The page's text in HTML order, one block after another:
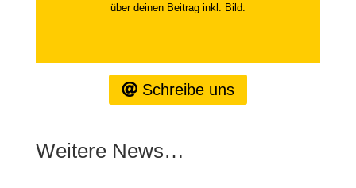
über deinen Beitrag inkl. Bild.
Schreibe uns
Weitere News…